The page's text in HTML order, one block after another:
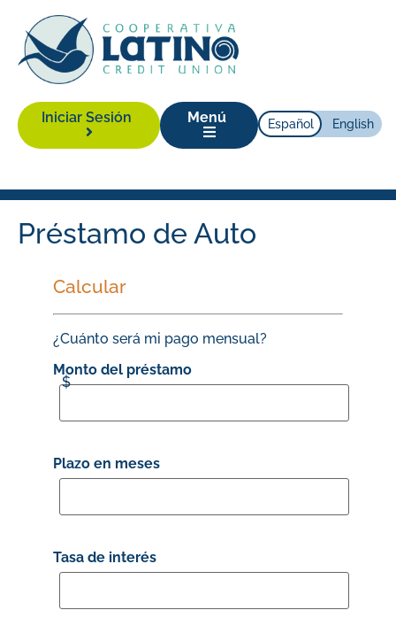
Iniciar Sesión Menú Español English
Préstamo de Auto
Calcular
¿Cuánto será mi pago mensual?
Monto del préstamo
$
Plazo en meses
Tasa de interés